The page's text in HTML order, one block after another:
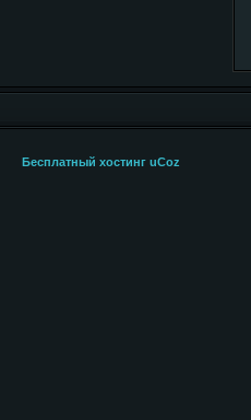
Бесплатный хостинг uCoz